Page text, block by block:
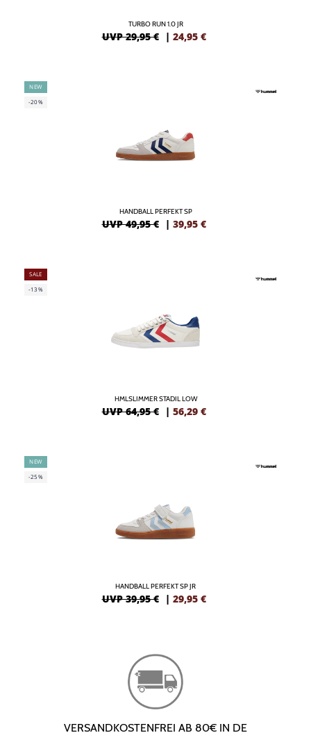
TURBO RUN 1.0 JR
UVP 29,95 € | 24,95 €
NEW
-20%
HANDBALL PERFEKT SP
UVP 49,95 € | 39,95 €
SALE
-13%
HMLSLIMMER STADIL LOW
UVP 64,95 € | 56,29 €
NEW
-25%
HANDBALL PERFEKT SP JR
UVP 39,95 € | 29,95 €
VERSANDKOSTENFREI AB 80€ IN DE